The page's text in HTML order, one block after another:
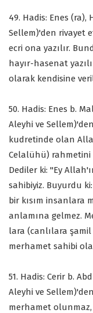
49. Hadis: Enes
Sellem)'den rivayet
ecri ona yazılır.
hayır-hasenat
olarak kendisine
50. Hadis: Enes b.
Aleyhi ve
kudretinde olan
Celalühü) rahmetini
Dediler ki: "Ey
sahibiyiz. Buyurdu
bir kısım insanlara
anlamına gelmez.
lara (canlılara
merhamet sahibi
51. Hadis: Cerir b.
Aleyhi ve
merhamet